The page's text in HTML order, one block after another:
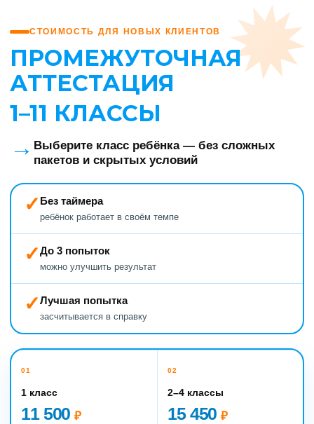
СТОИМОСТЬ ДЛЯ НОВЫХ КЛИЕНТОВ
ПРОМЕЖУТОЧНАЯ
АТТЕСТАЦИЯ
1–11 КЛАССЫ
→ Выберите класс ребёнка — без сложных
пакетов и скрытых условий
✓ Без таймера
ребёнок работает в своём темпе
✓До 3 попыток
можно улучшить результат
✓Лучшая попытка
засчитывается в справку
01
1 класс
11 500₽
02
2–4 классы
15 450₽
с
политикой конфиденциальности